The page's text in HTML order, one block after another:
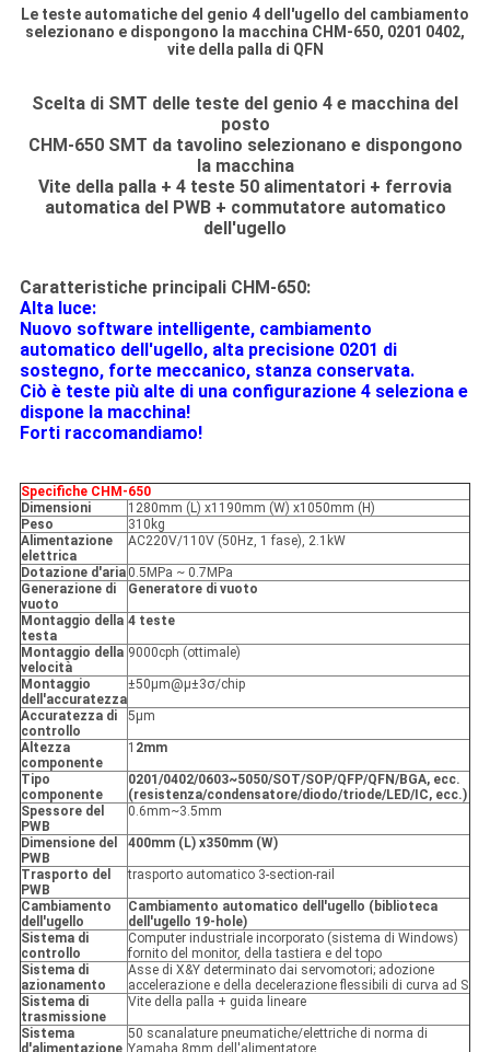
Le teste automatiche del genio 4 dell'ugello del cambiamento
selezionano e dispongono la macchina CHM-650, 0201 0402,
vite della palla di QFN
Scelta di SMT delle teste del genio 4 e macchina del
posto
CHM-650 SMT da tavolino selezionano e dispongono
la macchina
Vite della palla + 4 teste 50 alimentatori + ferrovia
automatica del PWB + commutatore automatico
dell'ugello
Caratteristiche principali CHM-650:
Alta luce:
Nuovo software intelligente, cambiamento
automatico dell'ugello, alta precisione 0201 di
sostegno, forte meccanico, stanza conservata.
Ciò è teste più alte di una configurazione 4 seleziona e
dispone la macchina!
Forti raccomandiamo!
Specifiche CHM-650
Dimensioni
1280mm (L) x1190mm (W) x1050mm (H)
Peso
310kg
Alimentazione
elettrica
AC220V/110V (50Hz, 1 fase), 2.1kW
Dotazione d'aria 0.5MPa ~ 0.7MPa
Generazione di
vuoto
Generatore di vuoto
Montaggio della
testa
4 teste
Montaggio della
velocità
9000cph (ottimale)
Montaggio
dell'accuratezza
±50μm@μ±3σ/chip
Accuratezza di
controllo
5μm
Altezza
componente
1 2mm
Tipo
componente
0201/0402/0603~5050/SOT/SOP/QFP/QFN/BGA, ecc.
(resistenza/condensatore/diodo/triode/LED/IC, ecc.)
Spessore del
PWB
0.6mm~3.5mm
Dimensione del
PWB
400mm (L) x350mm (W)
Trasporto del
PWB
trasporto automatico 3-section-rail
Cambiamento
dell'ugello
Cambiamento automatico dell'ugello (biblioteca
dell'ugello 19-hole)
Sistema di
controllo
Computer industriale incorporato (sistema di Windows)
fornito del monitor, della tastiera e del topo
Sistema di
azionamento
Asse di X&Y determinato dai servomotori; adozione
accelerazione e della decelerazione flessibili di curva ad S
Sistema di
trasmissione
Vite della palla + guida lineare
Sistema
50 scanalature pneumatiche/elettriche di norma di